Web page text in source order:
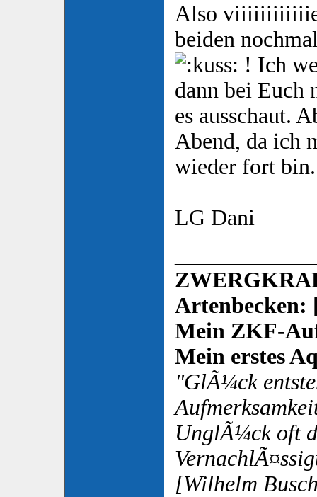
Also
beiden
! Ich
dann bei Euch
es ausschaut.
Abend, da ich
wieder fort bin.
LG Dani
Artenbecken:
Mein ZKF-
Mein erstes
"GlÃ¼ck
UnglÃ¼ck oft
[Wilhelm